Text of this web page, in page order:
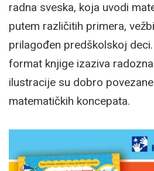
radna sveska, koja uvodi
putem različitih primera,
prilagođen predškolskoj
format knjige izaziva
ilustracije su dobro
matematičkih koncepata.